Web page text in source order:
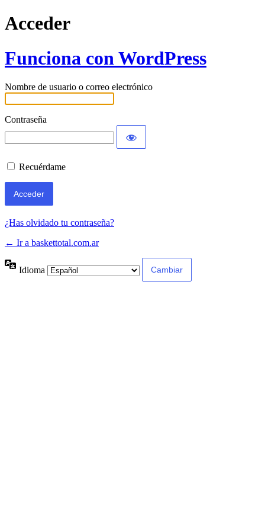
Acceder
Funciona con WordPress
Nombre de usuario o correo electrónico
Contraseña
Recuérdame
¿Has olvidado tu contraseña?
← Ir a baskettotal.com.ar
Idioma